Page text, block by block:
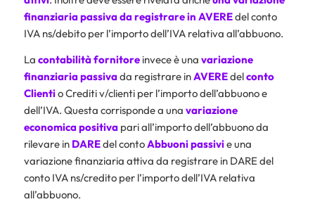
finanziaria passiva da registrare in AVEREdel conto
IVA ns/debito per l’importo dell’IVA relativa all’abbuono.
La contabilità fornitoreinvece è una variazione
finanziaria passivada registrare inAVEREdelconto
Clientio Crediti v/clienti per l’importo dell’abbuono e
dell’IVA. Questa corrisponde a una variazione
economica positivapari all’importo dell’abbuono da
rilevare in DAREdel contoAbbuoni passivie una
variazione finanziaria attiva da registrare in DARE del
conto IVA ns/credito per l’importo dell’IVA relativa
all’abbuono.